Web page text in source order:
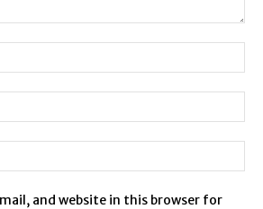
and website in this browser for